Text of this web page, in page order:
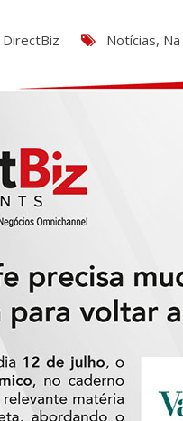
DirectBiz Notícias,